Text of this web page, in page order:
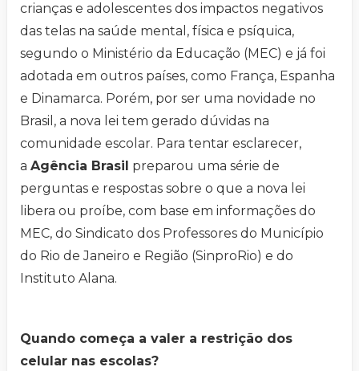
crianças e adolescentes dos impactos negativos
das telas na saúde mental, física e psíquica,
segundo o Ministério da Educação (MEC) e já foi
adotada em outros países, como França, Espanha
e Dinamarca. Porém, por ser uma novidade no
Brasil, a nova lei tem gerado dúvidas na
comunidade escolar. Para tentar esclarecer,
a Agência Brasil preparou uma série de
perguntas e respostas sobre o que a nova lei
libera ou proíbe, com base em informações do
MEC, do Sindicato dos Professores do Município
do Rio de Janeiro e Região (SinproRio) e do
Instituto Alana.
Quando começa a valer a restrição dos
celular nas escolas?